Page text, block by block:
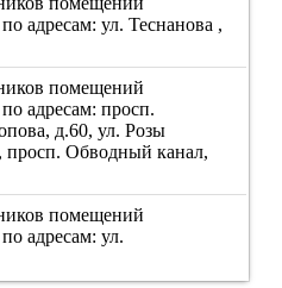
адресам: ул. Теснанова ,
помещений
адресам: просп.
д.60, ул. Розы
просп. Обводный канал,
помещений
адресам: ул.